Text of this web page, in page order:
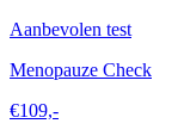
Aanbevolen test
Menopauze Check
€109,-